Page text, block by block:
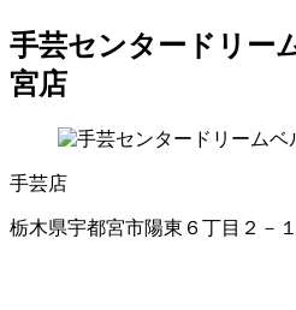
手芸センタードリー
宮店
手芸店
栃木県宇都宮市陽東６丁目２－１